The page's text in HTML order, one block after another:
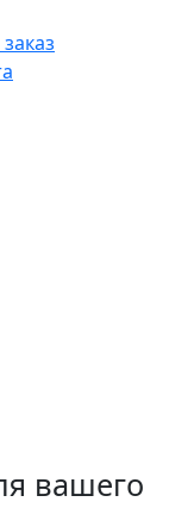
вашего